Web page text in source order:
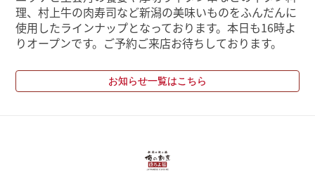
理、村上牛の肉寿司など新潟の美味いものをふんだんに
使用したラインナップとなっております。本日も16時よ
りオープンです。ご予約ご来店お待ちしております。
お知らせ一覧はこちら